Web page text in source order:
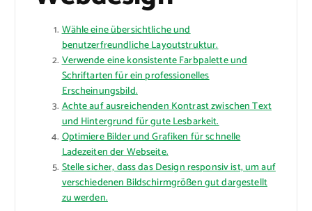
Wähle eine übersichtliche und
benutzerfreundliche Layoutstruktur.
Verwende eine konsistente Farbpalette und
Schriftarten für ein professionelles
Erscheinungsbild.
Achte auf ausreichenden Kontrast zwischen Text
und Hintergrund für gute Lesbarkeit.
Optimiere Bilder und Grafiken für schnelle
Ladezeiten der Webseite.
Stelle sicher, dass das Design responsiv ist, um auf
verschiedenen Bildschirmgrößen gut dargestellt
zu werden.